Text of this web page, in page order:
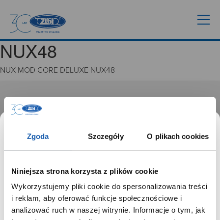
Zgoda Szczegóły O plikach cookies
Niniejsza strona korzysta z plików cookie
Wykorzystujemy pliki cookie do spersonalizowania treści
i reklam, aby oferować funkcje społecznościowe i
analizować ruch w naszej witrynie. Informacje o tym, jak
NUX48
NUX MOD CORE DELUXE NUX48
GRUPA ZIBI
Historia
Misja, wizja i wartości Grupy Zibi
Ważne daty
Zgoda na ciasteczka
PRODUKTY
Zegarki
SZANOWNY UŻYTKOWNIKU,
SZANOWNA UŻYTKOWNICZKO